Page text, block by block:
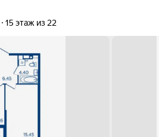
15 этаж из 22